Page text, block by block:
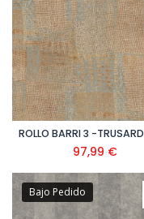
97,99 €
Bajo Pedido